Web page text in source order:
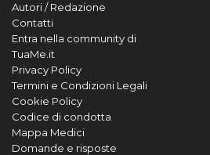
Autori / Redazione
Contatti
Entra nella community di
TuaMe.it
Privacy Policy
Termini e Condizioni Legali
Cookie Policy
Codice di condotta
Mappa Medici
Domande e risposte